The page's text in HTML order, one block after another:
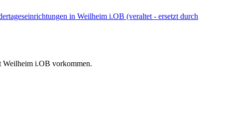
in Weilheim i.OB (veraltet - ersetzt durch
Weilheim i.OB vorkommen.